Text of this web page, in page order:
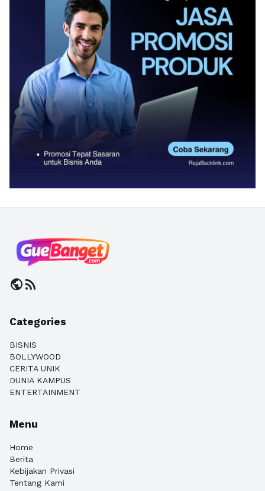
publicrss_feed
Categories
BISNIS
BOLLYWOOD
CERITA UNIK
DUNIA KAMPUS
ENTERTAINMENT
Menu
Home
Berita
Kebijakan Privasi
Tentang Kami